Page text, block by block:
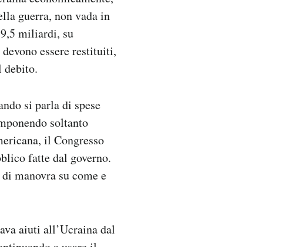
guerra, non vada in
miliardi, su
essere restituiti,
debito.
si parla di spese
soltanto
il Congresso
fatte dal governo.
manovra su come e
aiuti all’Ucraina dal